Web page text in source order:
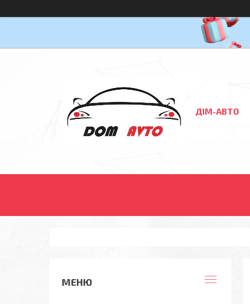
ДІМ-АВТО